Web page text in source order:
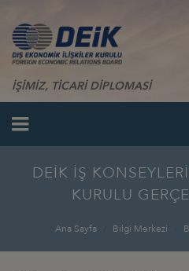
İŞİMİZ, TİCARİ DİPLOMASİ
DEİK İŞ
KURULU
Ana Sayfa Bilgi Merkezi